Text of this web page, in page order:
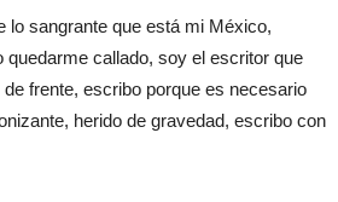
lo sangrante que está mi México,
quedarme callado, soy el escritor que
frente, escribo porque es necesario
herido de gravedad, escribo con